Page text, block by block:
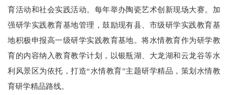
育活动和社会实践活动。每年举办陶瓷艺术创新现场大赛。加
强研学实践教育基地管理，鼓励现有县、市级研学实践教育基
地积极申报高一级研学实践教育基地。将水情教育作为研学教
育的内容纳入教育教学计划，以银瓶湖、大龙湖和云龙谷等水
利风景区为依托，打造“水情教育”主题研学精品，策划水情教
育研学精品路线。